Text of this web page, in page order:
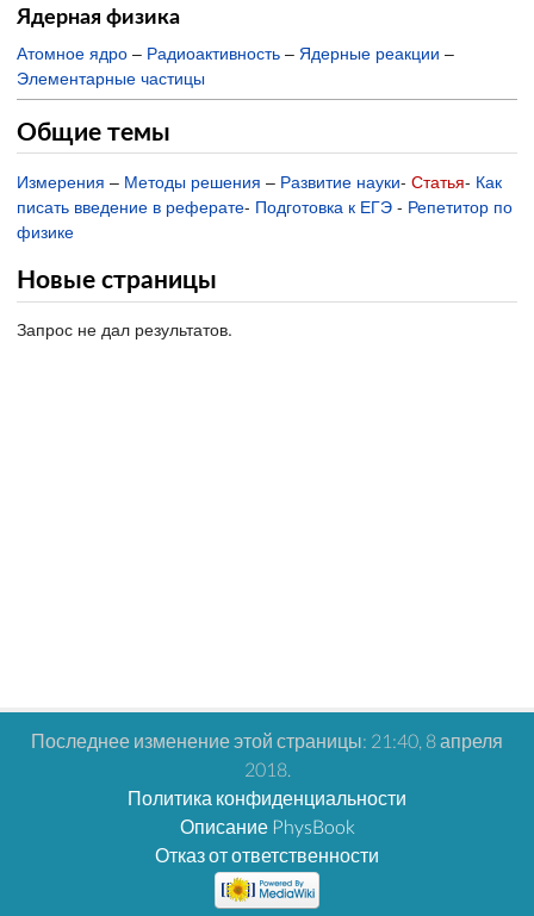
Ядерная физика
Атомное ядро – Радиоактивность – Ядерные реакции –
Элементарные частицы
Общие темы
Измерения – Методы решения – Развитие науки- Статья- Как
писать введение в реферате- Подготовка к ЕГЭ - Репетитор по
физике
Новые страницы
Запрос не дал результатов.
Последнее изменение этой страницы: 21:40, 8 апреля
2018.
Политика конфиденциальности
Описание PhysBook
Отказ от ответственности